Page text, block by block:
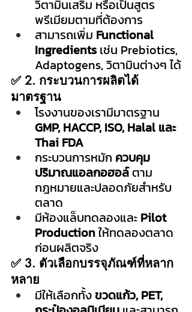
วิตามินเสริม หรือเป็นสูตร
พรีเมียมตามที่ต้องการ
สามารถเพิ่ม Functional
Ingredients เช่น Prebiotics,
Adaptogens, วิตามินต่างๆ ได้
✅ 2. กระบวนการผลิตได้
มาตรฐาน
โรงงานของเรามีมาตรฐาน
GMP, HACCP, ISO, Halal และ
Thai FDA
กระบวนการหมัก ควบคุม
ปริมาณแอลกอฮอล์ ตาม
กฎหมายและปลอดภัยสำหรับ
ตลาด
มีห้องแล็บทดลองและ Pilot
Production ให้ทดลองตลาด
ก่อนผลิตจริง
✅ 3. ตัวเลือกบรรจุภัณฑ์ที่หลาก
หลาย
มีให้เลือกทั้ง ขวดแก้ว, PET,